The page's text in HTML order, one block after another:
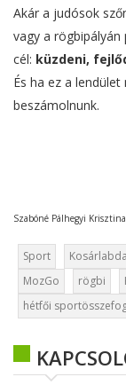
Akár a judósok
vagy a
cél: küzdeni,
És ha ez a
beszámolnunk.
Szabóné Pálhegyi Krisztina
Sport Kosárlabda
MozGo
rögbi
hétfői